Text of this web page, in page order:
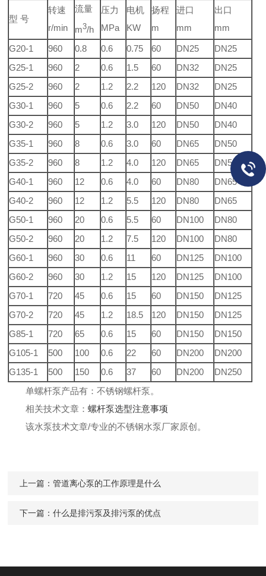
型 号
转速
r/min
流量
m3/h
压力
MPa
电机
KW
扬程
m
进口
mm
出口
mm
G20-1 960 0.8 0.6 0.75 60 DN25
DN25
G25-1
960 2 0.6 1.5 60 DN32
DN25
G25-2
960 2 1.2 2.2 120 DN32
DN25
G30-1
960 5 0.6 2.2 60 DN50
DN40
G30-2
960 5 1.2 3.0 120 DN50
DN40
G35-1
960 8 0.6 3.0 60 DN65
DN50
G35-2
960 8 1.2 4.0 120 DN65
DN50
G40-1
960 12 0.6 4.0 60 DN80
DN65
G40-2
960 12 1.2 5.5 120 DN80
DN65
G50-1
960 20 0.6 5.5 60 DN100
DN80
G50-2
960 20 1.2 7.5 120 DN100
DN80
G60-1
960 30 0.6 11 60 DN125
DN100
G60-2
960 30 1.2 15 120 DN125
DN100
G70-1
720 45 0.6 15 60 DN150
DN125
G70-2
720 45 1.2 18.5 120 DN150
DN125
G85-1
720 65 0.6 15 60 DN150
DN150
G105-1
500 100 0.6 22 60 DN200
DN200
G135-1
500 150 0.6 37 60 DN200
DN250
单螺杆泵产品有：不锈钢螺杆泵。
相关技术文章：螺杆泵选型注意事项
该水泵技术文章/专业的不锈钢水泵厂家原创。
上一篇：管道离心泵的工作原理是什么
下一篇：什么是排污泵及排污泵的优点